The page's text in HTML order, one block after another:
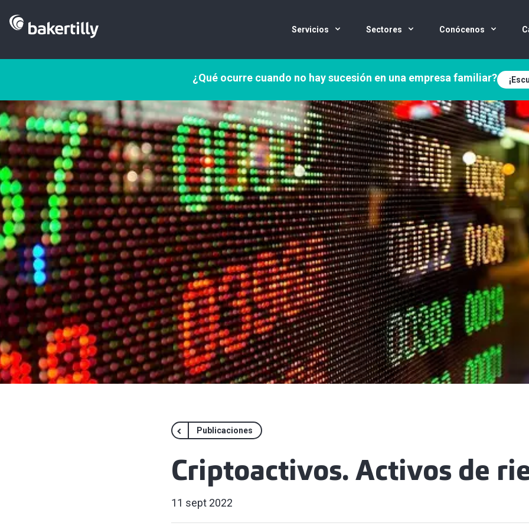
Servicios Sectores Conócenos
¿Qué ocurre cuando no hay sucesión en una empresa familiar?
Publicaciones
Criptoactivos. Activos de
11 sept 2022